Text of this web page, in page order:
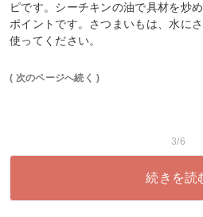
ピです。シーチキンの油で具材を炒
ポイントです。さつまいもは、水に
使ってください。
( 次のページへ続く )
3/6
続きを読